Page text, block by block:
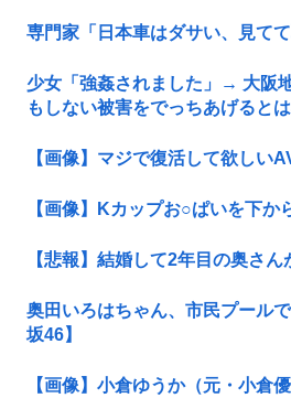
専門家「日本車はダサい、見てて
少女「強姦されました」→ 大阪
もしない被害をでっちあげると
【画像】マジで復活して欲しい
【画像】Kカップお○ぱいを下か
【悲報】結婚して2年目の奥さ
奥田いろはちゃん、市民プール
坂46】
【画像】小倉ゆうか（元・小倉